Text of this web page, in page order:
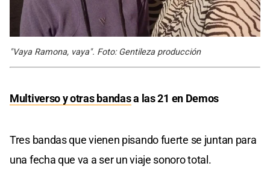
"Vaya Ramona, vaya". Foto: Gentileza producción
Multiverso y otras bandasa las 21 en Demos
Tres bandas que vienen pisando fuerte se juntan para
una fecha que va a ser un viaje sonoro total.